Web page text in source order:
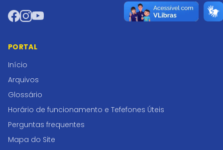
Facebook
Instagram
YouTube
PORTAL
Início
Arquivos
Glossário
Horário de funcionamento e Tefefones Úteis
Perguntas frequentes
Mapa do Site